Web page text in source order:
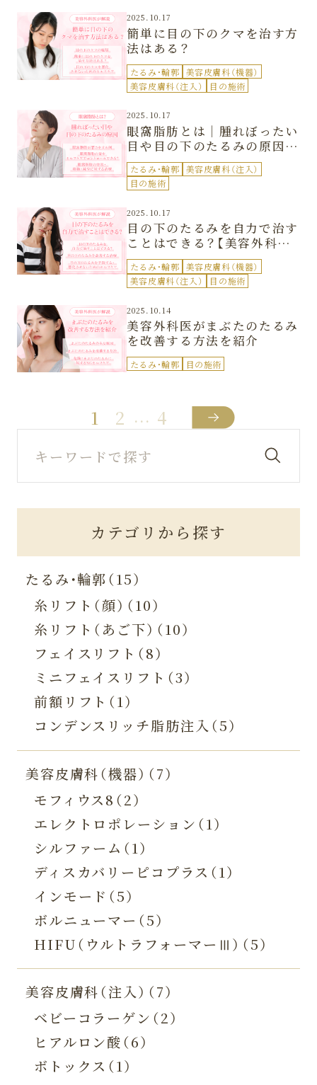
2025.10.17
簡単に目の下のクマを治す方
法はある？
たるみ・輪郭 美容皮膚科（機器）
美容皮膚科（注入）
目の施術
2025.10.17
眼窩脂肪とは｜腫れぼったい
目や目の下のたるみの原因は
これ？
たるみ・輪郭 美容皮膚科（注入）
目の施術
2025.10.17
目の下のたるみを自力で治す
ことはできる？【美容外科医
監修】
たるみ・輪郭 美容皮膚科（機器）
美容皮膚科（注入）
目の施術
2025.10.14
美容外科医がまぶたのたるみ
を改善する方法を紹介
たるみ・輪郭 目の施術
1 2 … 4
カテゴリから探す
たるみ・輪郭（15）
糸リフト（顔）（10）
糸リフト（あご下）（10）
フェイスリフト（8）
ミニフェイスリフト（3）
前額リフト（1）
コンデンスリッチ脂肪注入（5）
美容皮膚科（機器）（7）
モフィウス8（2）
エレクトロポレーション（1）
シルファーム（1）
ディスカバリーピコプラス（1）
インモード（5）
ボルニューマー（5）
HIFU（ウルトラフォーマーⅢ）（5）
美容皮膚科（注入）（7）
ベビーコラーゲン（2）
ヒアルロン酸（6）
ボトックス（1）